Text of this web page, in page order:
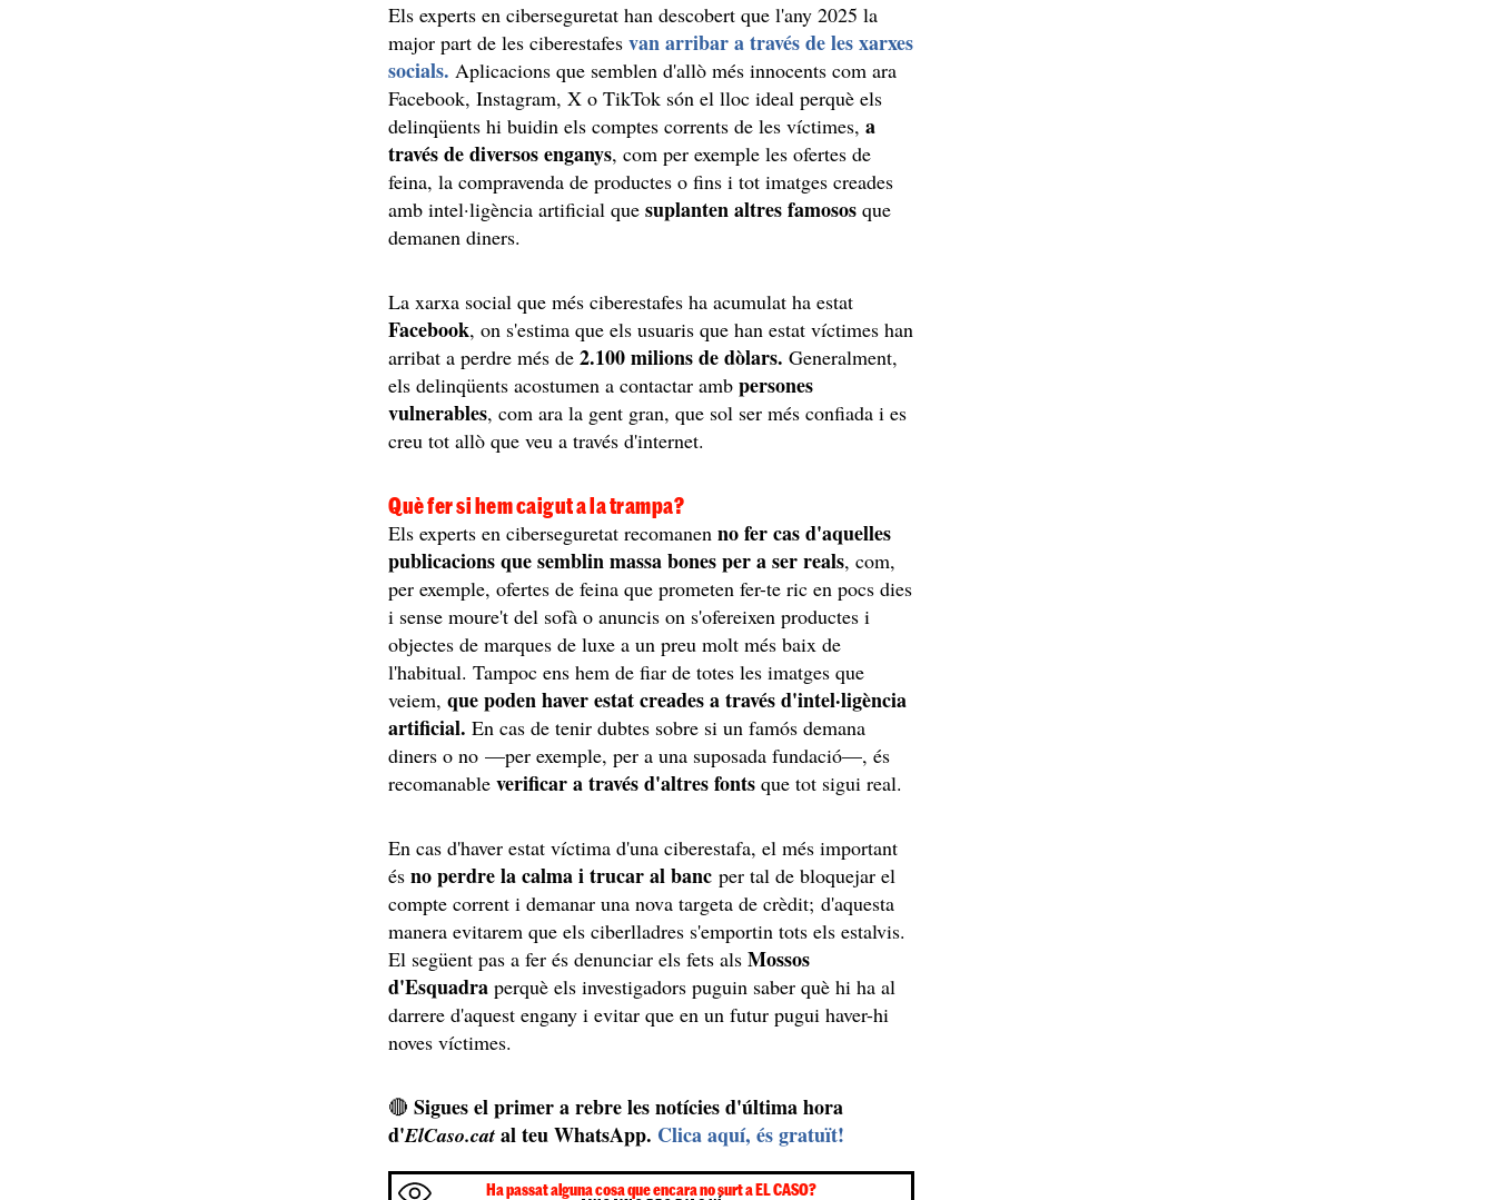
Els experts en ciberseguretat han descobert que l'any 2025 la
major part de les ciberestafes van arribar a través de les xarxes
socials. Aplicacions que semblen d'allò més innocents com ara
Facebook, Instagram, X o TikTok són el lloc ideal perquè els
delinqüents hi buidin els comptes corrents de les víctimes,a
través de diversos enganys, com per exemple les ofertes de
feina, la compravenda de productes o fins i tot imatges creades
amb intel·ligència artificial que suplanten altres famosos que
demanen diners.
La xarxa social que més ciberestafes ha acumulat ha estat
Facebook, on s'estima que els usuaris que han estat víctimes han
arribat a perdre més de2.100 milions de dòlars.Generalment,
els delinqüents acostumen a contactar ambpersones
vulnerables, com ara la gent gran, que sol ser més confiada i es
creu tot allò que veu a través d'internet.
Què fer si hem caigut a la trampa?
Els experts en ciberseguretat recomanenno fer cas d'aquelles
publicacions que semblin massa bones per a ser reals, com,
per exemple, ofertes de feina que prometen fer-te ric en pocs dies
i sense moure't del sofà o anuncis on s'ofereixen productes i
objectes de marques de luxe a un preu molt més baix de
l'habitual. Tampoc ens hem de fiar de totes les imatges que
veiem,que poden haver estat creades a través d'intel·ligència
artificial. En cas de tenir dubtes sobre si un famós demana
diners o no —per exemple, per a una suposada fundació—, és
recomanableverificar a través d'altres fonts que tot sigui real.
En cas d'haver estat víctima d'una ciberestafa, el més important
ésno perdre la calma i trucar al banc per tal de bloquejar el
compte corrent i demanar una nova targeta de crèdit; d'aquesta
manera evitarem que els ciberlladres s'emportin tots els estalvis.
El següent pas a fer és denunciar els fets als Mossos
d'Esquadra perquè els investigadors puguin saber què hi ha al
darrere d'aquest engany i evitar que en un futur pugui haver-hi
noves víctimes.
🔴Sigues el primer a rebre les notícies d'última hora
d'ElCaso.cat al teu WhatsApp. Clica aquí, és gratuït!
Ha passat alguna cosa que encara no surt a EL CASO?